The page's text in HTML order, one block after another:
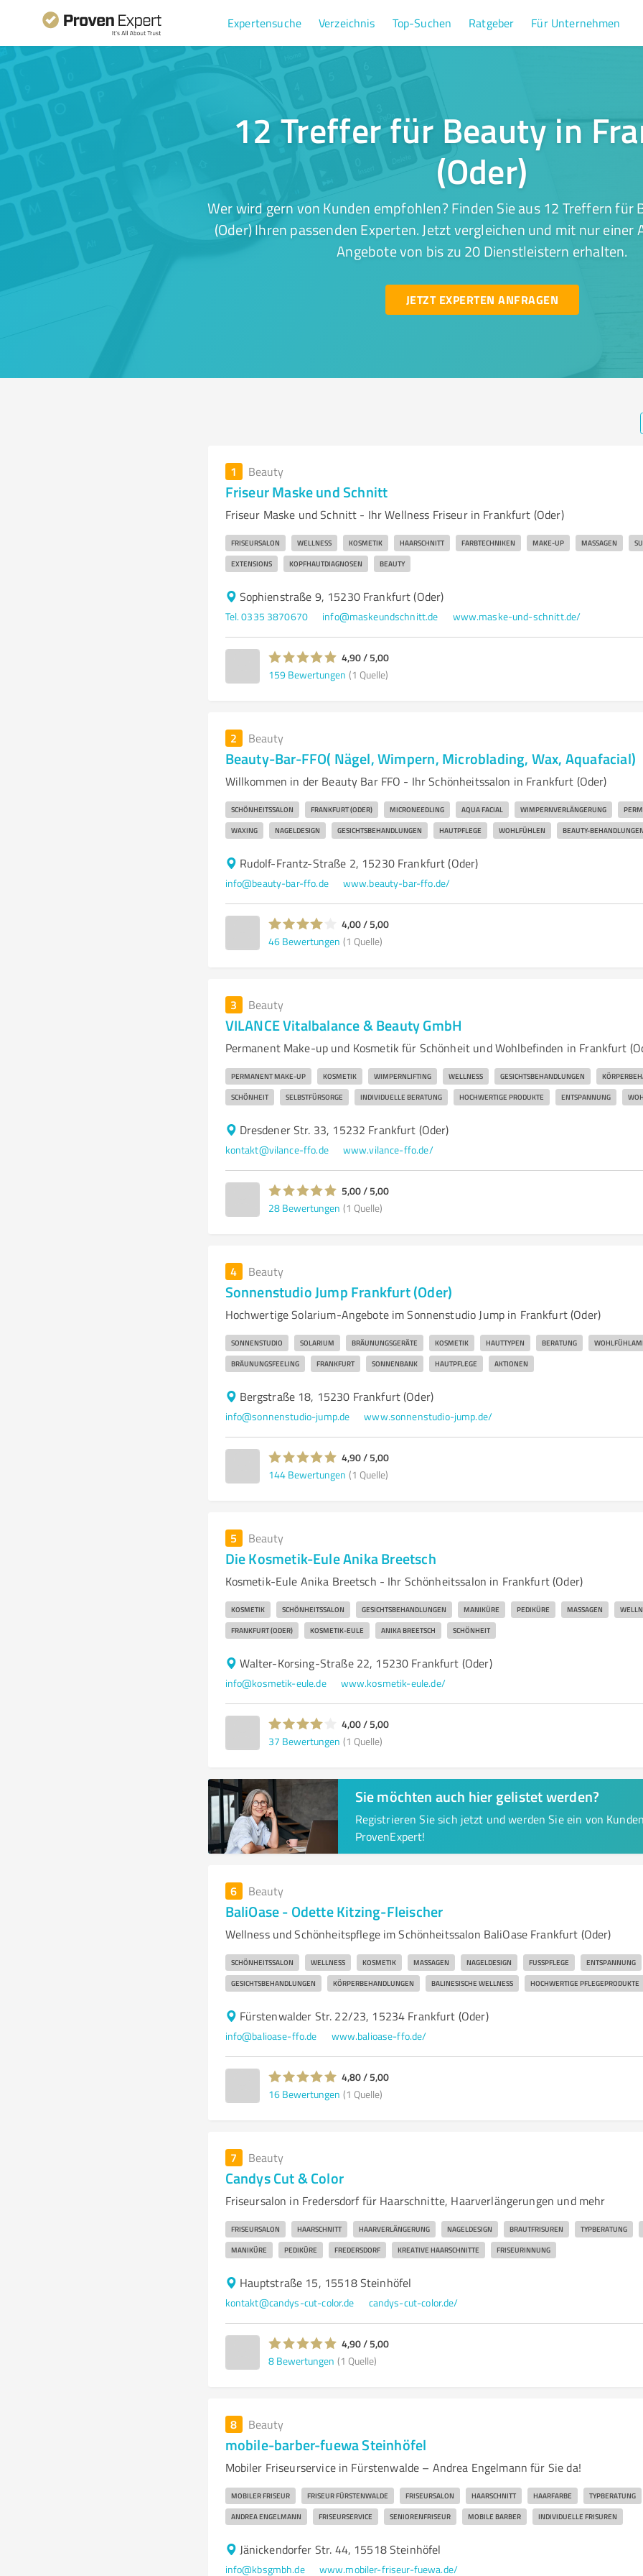
Expertensuche Verzeichnis Top-Suchen Ratgeber Für Unternehmen
12 Treffer für Beauty in
(Oder)
Wer wird gern von Kunden empfohlen? Finden Sie aus 12 Treffern für
(Oder) Ihren passenden Experten. Jetzt vergleichen und mit nur einer
Angebote von bis zu 20 Dienstleistern erhalten.
JETZT EXPERTEN ANFRAGEN
1 Beauty
Friseur Maske und Schnitt
Friseur Maske und Schnitt - Ihr Wellness Friseur in Frankfurt (Oder)
FRISEURSALON WELLNESS KOSMETIK HAARSCHNITT FARBTECHNIKEN MAKE-UP MASSAGEN
EXTENSIONS KOPFHAUTDIAGNOSEN BEAUTY
Sophienstraße 9, 15230 Frankfurt (Oder)
Tel. 0335 3870670 info@maskeundschnitt.de www.maske-und-schnitt.de/
4,90 / 5,00
159 Bewertungen (1 Quelle)
2 Beauty
Beauty-Bar-FFO( Nägel, Wimpern, Microblading, Wax, Aquafacial)
Willkommen in der Beauty Bar FFO - Ihr Schönheitssalon in Frankfurt (Oder)
SCHÖNHEITSSALON FRANKFURT (ODER) MICRONEEDLING AQUA FACIAL WIMPERNVERLÄNGERUNG
WAXING NAGELDESIGN GESICHTSBEHANDLUNGEN HAUTPFLEGE WOHLFÜHLEN BEAUTY-BEHANDLUNGEN
Rudolf-Frantz-Straße 2, 15230 Frankfurt (Oder)
info@beauty-bar-ffo.de www.beauty-bar-ffo.de/
4,00 / 5,00
46 Bewertungen (1 Quelle)
3 Beauty
VILANCE Vitalbalance & Beauty GmbH
Permanent Make-up und Kosmetik für Schönheit und Wohlbefinden in Frankfurt
PERMANENT MAKE-UP KOSMETIK WIMPERNLIFTING WELLNESS GESICHTSBEHANDLUNGEN
SCHÖNHEIT SELBSTFÜRSORGE INDIVIDUELLE BERATUNG HOCHWERTIGE PRODUKTE ENTSPANNUNG
Dresdener Str. 33, 15232 Frankfurt (Oder)
kontakt@vilance-ffo.de www.vilance-ffo.de/
5,00 / 5,00
28 Bewertungen (1 Quelle)
4 Beauty
Sonnenstudio Jump Frankfurt (Oder)
Hochwertige Solarium-Angebote im Sonnenstudio Jump in Frankfurt (Oder)
SONNENSTUDIO SOLARIUM BRÄUNUNGSGERÄTE KOSMETIK HAUTTYPEN BERATUNG
BRÄUNUNGSFEELING FRANKFURT SONNENBANK HAUTPFLEGE AKTIONEN
Bergstraße 18, 15230 Frankfurt (Oder)
info@sonnenstudio-jump.de www.sonnenstudio-jump.de/
4,90 / 5,00
144 Bewertungen (1 Quelle)
5 Beauty
Die Kosmetik-Eule Anika Breetsch
Kosmetik-Eule Anika Breetsch - Ihr Schönheitssalon in Frankfurt (Oder)
KOSMETIK SCHÖNHEITSSALON GESICHTSBEHANDLUNGEN MANIKÜRE PEDIKÜRE MASSAGEN
FRANKFURT (ODER) KOSMETIK-EULE ANIKA BREETSCH SCHÖNHEIT
Walter-Korsing-Straße 22, 15230 Frankfurt (Oder)
info@kosmetik-eule.de www.kosmetik-eule.de/
4,00 / 5,00
37 Bewertungen (1 Quelle)
Sie möchten auch hier gelistet werden?
Registrieren Sie sich jetzt und werden Sie ein von
ProvenExpert!
6 Beauty
BaliOase - Odette Kitzing-Fleischer
Wellness und Schönheitspflege im Schönheitssalon BaliOase Frankfurt (Oder)
SCHÖNHEITSSALON WELLNESS KOSMETIK MASSAGEN NAGELDESIGN FUSSPFLEGE ENTSPANNUNG
GESICHTSBEHANDLUNGEN KÖRPERBEHANDLUNGEN BALINESISCHE WELLNESS HOCHWERTIGE PFLEGEPRODUKTE
Fürstenwalder Str. 22/23, 15234 Frankfurt (Oder)
info@balioase-ffo.de www.balioase-ffo.de/
4,80 / 5,00
16 Bewertungen (1 Quelle)
7 Beauty
Candys Cut & Color
Friseursalon in Fredersdorf für Haarschnitte, Haarverlängerungen und mehr
FRISEURSALON HAARSCHNITT HAARVERLÄNGERUNG NAGELDESIGN BRAUTFRISUREN TYPBERATUNG
MANIKÜRE PEDIKÜRE FREDERSDORF KREATIVE HAARSCHNITTE FRISEURINNUNG
Hauptstraße 15, 15518 Steinhöfel
kontakt@candys-cut-color.de candys-cut-color.de/
4,90 / 5,00
8 Bewertungen (1 Quelle)
8 Beauty
mobile-barber-fuewa Steinhöfel
Mobiler Friseurservice in Fürstenwalde – Andrea Engelmann für Sie da!
MOBILER FRISEUR FRISEUR FÜRSTENWALDE FRISEURSALON HAARSCHNITT HAARFARBE TYPBERATUNG
ANDREA ENGELMANN FRISEURSERVICE SENIORENFRISEUR MOBILE BARBER INDIVIDUELLE FRISUREN
Jänickendorfer Str. 44, 15518 Steinhöfel
info@kbsgmbh.de www.mobiler-friseur-fuewa.de/